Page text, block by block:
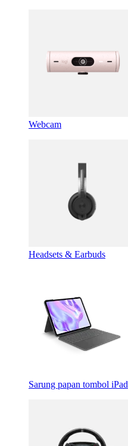
Webcam
Headsets & Earbuds
Sarung papan tombol iPad